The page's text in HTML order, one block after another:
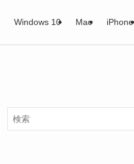
Windows 10 Mac iPhone